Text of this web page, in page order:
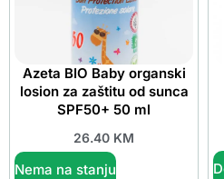
Azeta BIO Baby organski
losion za zaštitu od sunca
SPF50+ 50 ml
26.40 KM
Nema na stanju